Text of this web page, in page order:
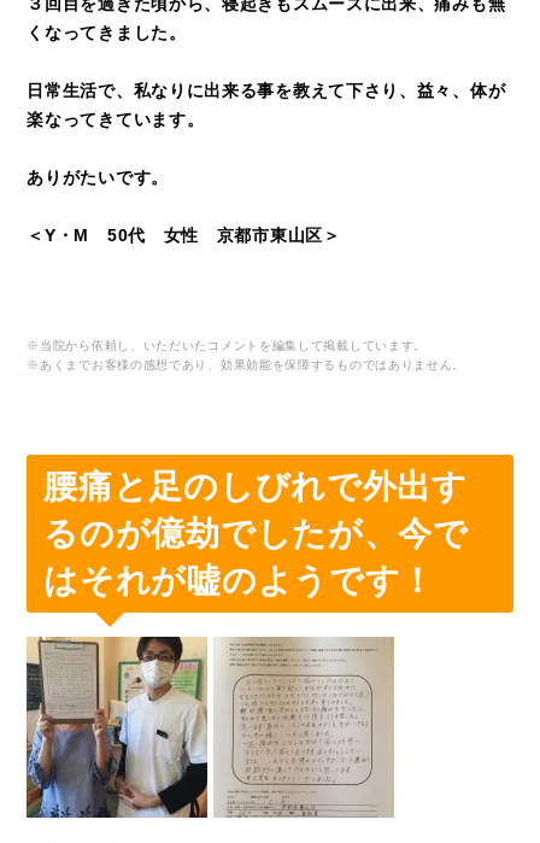
３回目を過ぎた頃から、寝起きもスムーズに出来、痛みも無
くなってきました。
日常生活で、私なりに出来る事を教えて下さり、益々、体が
楽なってきています。
ありがたいです。
＜Y・M 50代 女性 京都市東山区＞
※当院から依頼し、いただいたコメントを編集して掲載しています。
※あくまでお客様の感想であり、効果効能を保障するものではありません。
腰痛と足のしびれで外出す
るのが億劫でしたが、今で
はそれが嘘のようです！